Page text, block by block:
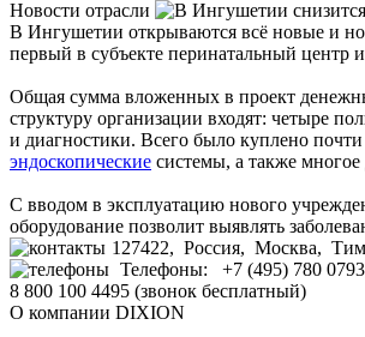
Новости отрасли
В Ингушетии открываются всё новые и
первый в субъекте перинатальный центр
Общая сумма вложенных в проект
структуру организации входят: четыре
и диагностики. Всего было куплено
эндоскопические системы, а также многое
С вводом в эксплуатацию нового
оборудование позволит выявлять
127422, Россия, Москва,
Телефоны: +7 (495) 780
8 800 100 4495 (звонок бесплатный)
О компании DIXION